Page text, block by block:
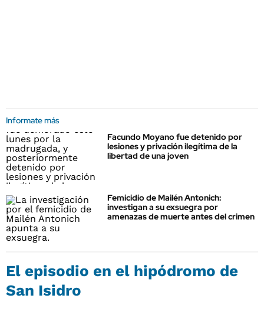
Informate más
Facundo Moyano fue detenido por
lesiones y privación ilegítima de la
libertad de una joven
Femicidio de Mailén Antonich:
investigan a su exsuegra por
amenazas de muerte antes del crimen
El episodio en el hipódromo de
San Isidro